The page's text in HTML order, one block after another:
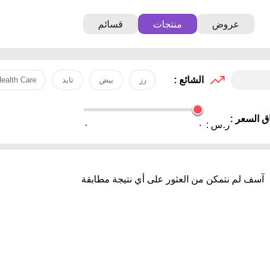
عروض منتجات قسائم
الشائع : رز بيض تايد Care
السعر :
ر.س : ٠ ٠
آسف لم نتمكن من العثور على أي نتيجة مطابقة